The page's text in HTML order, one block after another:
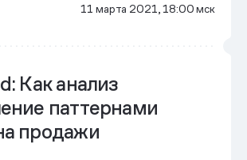
11 марта 2021, 18:00 мск
Как анализ
паттернами
продажи